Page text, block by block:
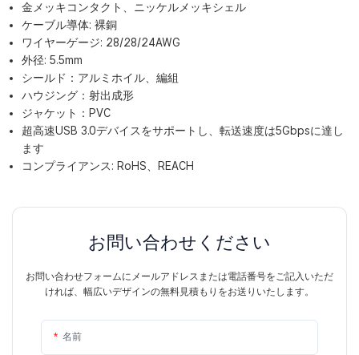
金メッキコンタクト、ニッケルメッキシェル
ケーブル導体: 裸銅
ワイヤーゲージ: 28/28/24AWG
外径: 5.5mm
シールド：アルミホイル、編組
ハウジング：射出成形
ジャケット：PVC
超高速USB 3.0デバイスをサポートし、転送速度は5Gbpsに達し
ます
コンプライアンス: RoHS、REACH
お問い合わせください
お問い合わせフォームにメールアドレスまたは電話番号をご記入いただ
ければ、幅広いデザインの無料見積もりをお送りいたします。
名前